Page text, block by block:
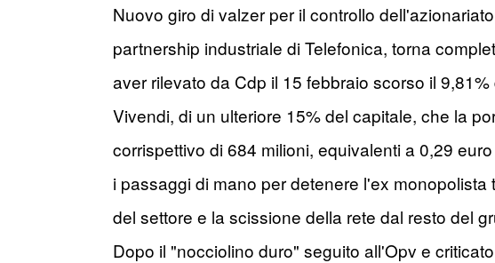
Nuovo giro di valzer per il controllo
partnership industriale di Telefonica, torna
aver rilevato da Cdp il 15 febbraio scorso il
Vivendi, di un ulteriore 15% del capitale, che la
corrispettivo di 684 milioni, equivalenti a 0,29
i passaggi di mano per detenere l'ex
del settore e la scissione della rete dal resto del
Dopo il "nocciolino duro" seguito all'Opv e